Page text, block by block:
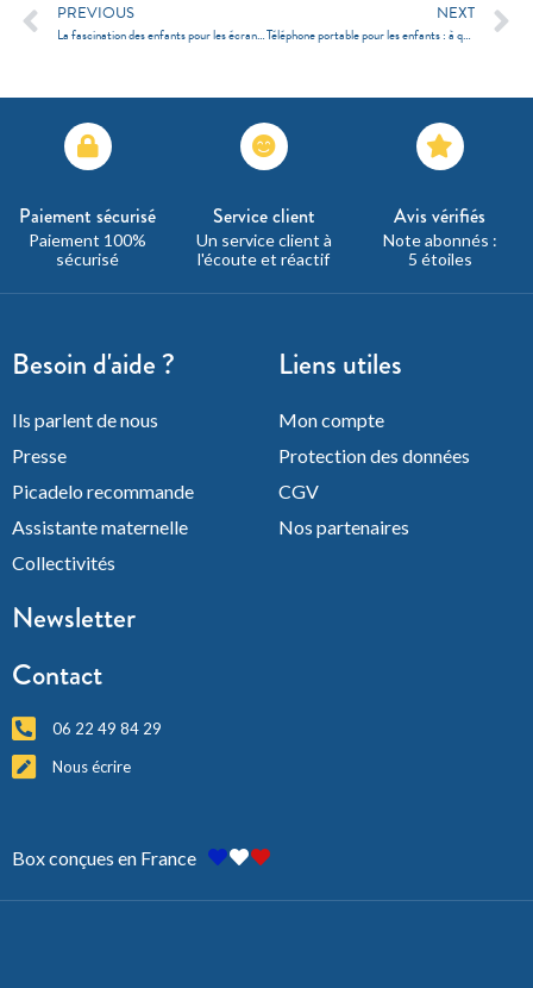
PREVIOUS
La fascination des enfants pour les écrans est-elle préoccupante ?
NEXT
Téléphone portable pour les enfants : à quel âge, quelles précautions ?
Paiement sécurisé
Paiement 100%
sécurisé
Service client
Un service client à
l'écoute et réactif
Avis vérifiés
Note abonnés :
5 étoiles
Besoin d'aide ?
Ils parlent de nous
Presse
Picadelo recommande
Assistante maternelle
Collectivités
Liens utiles
Mon compte
Protection des données
CGV
Nos partenaires
Newsletter
Contact
06 22 49 84 29
Nous écrire
Box conçues en France